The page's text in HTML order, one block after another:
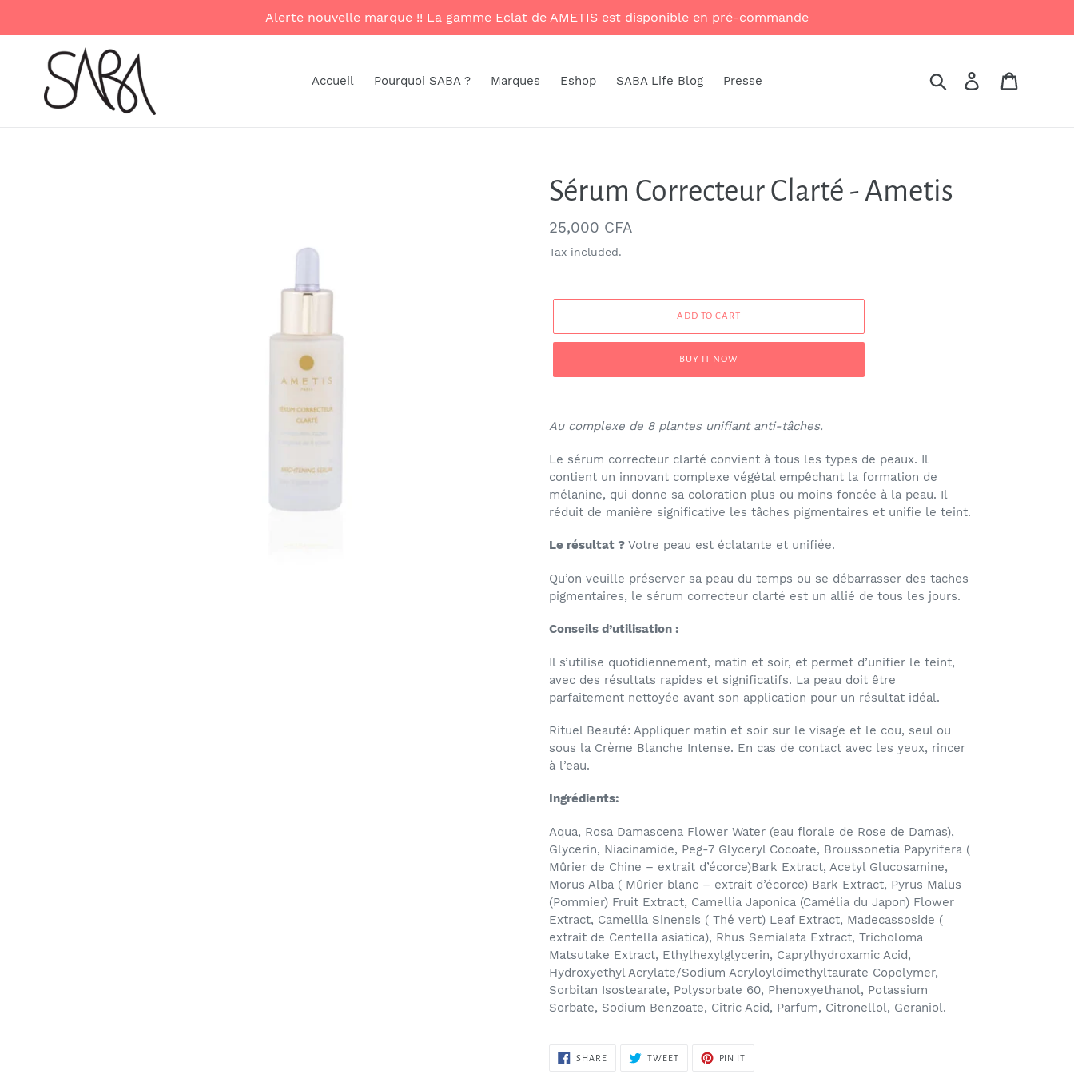
Alerte nouvelle marque !! La gamme Eclat de AMETIS est disponible en pré-commande
Accueil Pourquoi SABA ? Marques Eshop SABA Life Blog Presse Search Log in
Sérum Correcteur Clarté - Ametis
Regular
price
25,000 CFA
Tax included.
ADD TO CART
BUY IT NOW
product
your
cart
Au complexe de 8 plantes unifiant anti-tâches.
Le sérum correcteur clarté convient à tous les types de peaux. Il
contient un innovant complexe végétal empêchant la formation de
mélanine, qui donne sa coloration plus ou moins foncée à la peau. Il
réduit de manière significative les tâches pigmentaires et unifie le teint.
Le résultat ? Votre peau est éclatante et unifiée.
Qu’on veuille préserver sa peau du temps ou se débarrasser des taches
pigmentaires, le sérum correcteur clarté est un allié de tous les jours.
Conseils d’utilisation :
Il s’utilise quotidiennement, matin et soir, et permet d’unifier le teint,
avec des résultats rapides et significatifs. La peau doit être
parfaitement nettoyée avant son application pour un résultat idéal.
Rituel Beauté: Appliquer matin et soir sur le visage et le cou, seul ou
sous la Crème Blanche Intense. En cas de contact avec les yeux, rincer
à l’eau.
Ingrédients:
Aqua, Rosa Damascena Flower Water (eau florale de Rose de Damas),
Glycerin, Niacinamide, Peg-7 Glyceryl Cocoate, Broussonetia Papyrifera (
Mûrier de Chine – extrait d’écorce)Bark Extract, Acetyl Glucosamine,
Morus Alba ( Mûrier blanc – extrait d’écorce) Bark Extract, Pyrus Malus
(Pommier) Fruit Extract, Camellia Japonica (Camélia du Japon) Flower
Extract, Camellia Sinensis ( Thé vert) Leaf Extract, Madecassoside (
extrait de Centella asiatica), Rhus Semialata Extract, Tricholoma
Matsutake Extract, Ethylhexylglycerin, Caprylhydroxamic Acid,
Hydroxyethyl Acrylate/Sodium Acryloyldimethyltaurate Copolymer,
Sorbitan Isostearate, Polysorbate 60, Phenoxyethanol, Potassium
Sorbate, Sodium Benzoate, Citric Acid, Parfum, Citronellol, Geraniol.
SHARESHARE
TWEETTWEET
PIN IT